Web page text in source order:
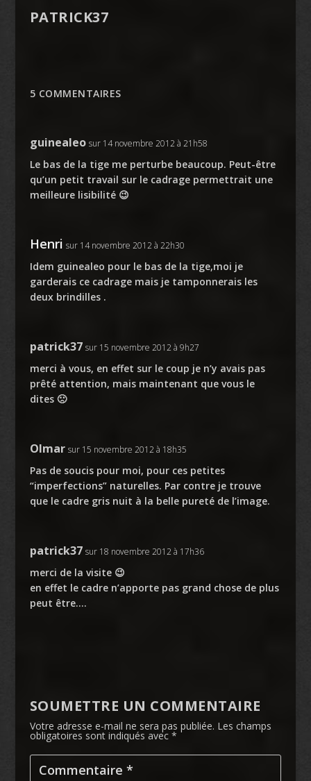
PATRICK37
5 COMMENTAIRES
guinealeo sur 14 novembre 2012 à 21h58
Le bas de la tige me perturbe beaucoup. Peut-être
qu’un petit travail sur le cadrage permettrait une
meilleure lisibilité 😉
Henri sur 14 novembre 2012 à 22h30
Idem guinealeo pour le bas de la tige,moi je
garderais ce cadrage mais je tamponnerais les
deux brindilles .
patrick37 sur 15 novembre 2012 à 9h27
merci à vous, en effet sur le coup je n’y avais pas
prêté attention, mais maintenant que vous le
dites 🙁
Olmar sur 15 novembre 2012 à 18h35
Pas de soucis pour moi, pour ces petites
“imperfections” naturelles. Par contre je trouve
que le cadre gris nuit à la belle pureté de l’image.
patrick37 sur 18 novembre 2012 à 17h36
merci de la visite 😉
en effet le cadre n’apporte pas grand chose de plus
peut être….
SOUMETTRE UN COMMENTAIRE
Votre adresse e-mail ne sera pas publiée. Les champs
obligatoires sont indiqués avec *